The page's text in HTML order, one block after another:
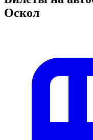
Оскол